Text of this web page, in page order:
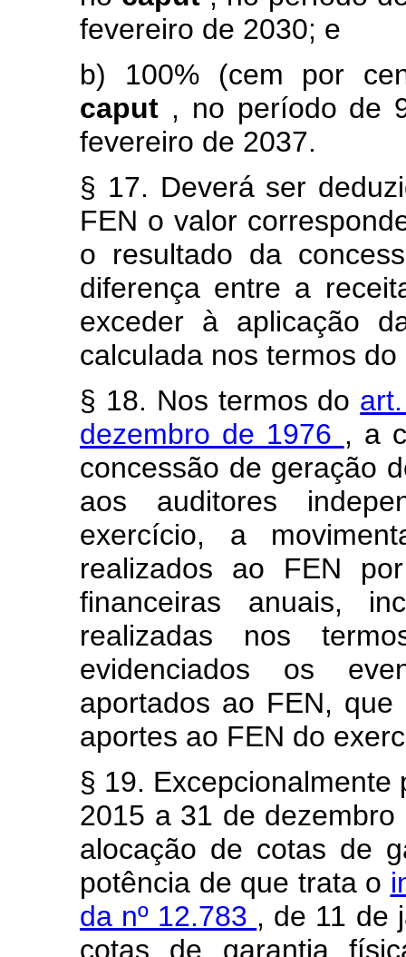
fevereiro de 2030; e
b) 100% (cem por
caput , no período de
fevereiro de 2037.
§ 17. Deverá ser
FEN o valor
o resultado da
diferença entre a
exceder à aplicação
calculada nos termos do
§ 18. Nos termos do
dezembro de 1976 , a
concessão de geração
aos auditores
exercício, a
realizados ao FEN
financeiras anuais,
realizadas nos
evidenciados os
aportados ao FEN,
aportes ao FEN do
§ 19.
2015 a 31 de
alocação de cotas de
potência de que trata o
da nº 12.783 , de 11 de
cotas de garantia